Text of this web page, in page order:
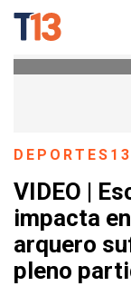
DEPORTES13
VIDEO |
impacta
arquero
pleno